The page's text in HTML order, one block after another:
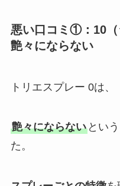
悪い口コミ①：10（
艶々にならない
トリエスプレー 0は、
艶々にならないとい
た。